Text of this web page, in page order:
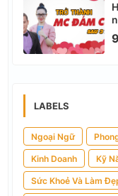
LABELS
Ngoại Ngữ
Kinh Doanh Kỹ
Sức Khoẻ Và Làm